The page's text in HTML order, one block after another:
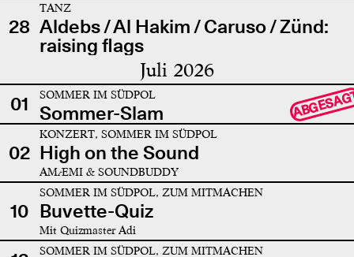
28
TANZ
Aldebs / Al Hakim / Caruso / Zünd:
raising flags
Juli 2026
01 SOMMER IM SÜDPOL
Sommer-Slam
02
KONZERT, SOMMER IM SÜDPOL
High on the Sound
AMÆMI & SOUNDBUDDY
10
SOMMER IM SÜDPOL, ZUM MITMACHEN
Buvette-Quiz
Mit Quizmaster Adi
SOMMER IM SÜDPOL, ZUM MITMACHEN